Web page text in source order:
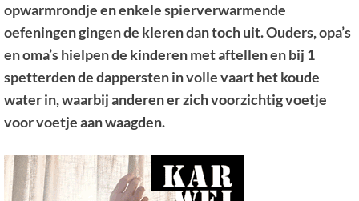
opwarmrondje en enkele spierverwarmende
oefeningen gingen de kleren dan toch uit. Ouders, opa’s
en oma’s hielpen de kinderen met aftellen en bij 1
spetterden de dappersten in volle vaart het koude
water in, waarbij anderen er zich voorzichtig voetje
voor voetje aan waagden.